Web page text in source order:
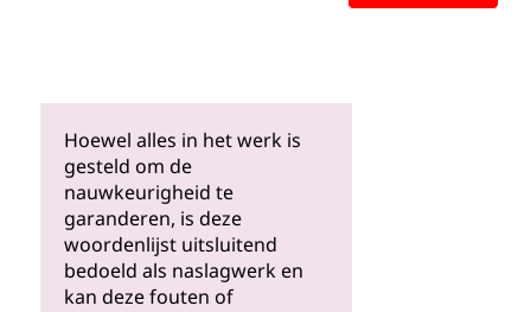
Hoewel alles in het werk is
gesteld om de
nauwkeurigheid te
garanderen, is deze
woordenlijst uitsluitend
bedoeld als naslagwerk en
kan deze fouten of